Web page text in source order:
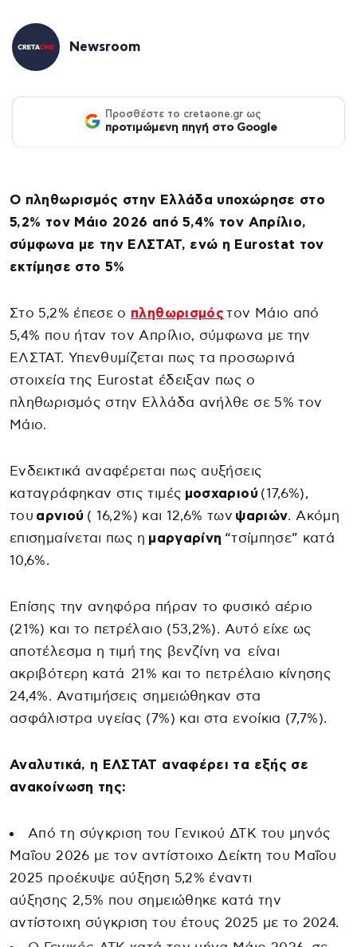
Newsroom
Προσθέστε το cretaone.gr ως
προτιμώμενη πηγή στο Google
Ο πληθωρισμός στην Ελλάδα υποχώρησε στο
5,2% τον Μάιο 2026 από 5,4% τον Απρίλιο,
σύμφωνα με την ΕΛΣΤΑΤ, ενώ η Eurostat τον
εκτίμησε στο 5%
Στο 5,2% έπεσε ο πληθωρισμός τον Μάιο από
5,4% που ήταν τον Απρίλιο, σύμφωνα με την
ΕΛΣΤΑΤ. Υπενθυμίζεται πως τα προσωρινά
στοιχεία της Eurostat έδειξαν πως ο
πληθωρισμός στην Ελλάδα ανήλθε σε 5% τον
Μάιο.
Ενδεικτικά αναφέρεται πως αυξήσεις
καταγράφηκαν στις τιμές μοσχαριού (17,6%),
του αρνιού ( 16,2%) και 12,6% των ψαριών. Ακόμη
επισημαίνεται πως η μαργαρίνη “τσίμπησε” κατά
10,6%.
Επίσης την ανηφόρα πήραν το φυσικό αέριο
(21%) και το πετρέλαιο (53,2%). Αυτό είχε ως
αποτέλεσμα η τιμή της βενζίνη να είναι
ακριβότερη κατά 21% και το πετρέλαιο κίνησης
24,4%. Ανατιμήσεις σημειώθηκαν στα
ασφάλιστρα υγείας (7%) και στα ενοίκια (7,7%).
Αναλυτικά, η ΕΛΣΤΑΤ αναφέρει τα εξής σε
ανακοίνωση της:
Από τη σύγκριση του Γενικού ΔΤΚ του μηνός
Μαΐου 2026 με τον αντίστοιχο Δείκτη του Μαΐου
2025 προέκυψε αύξηση 5,2% έναντι
αύξησης 2,5% που σημειώθηκε κατά την
αντίστοιχη σύγκριση του έτους 2025 με το 2024.